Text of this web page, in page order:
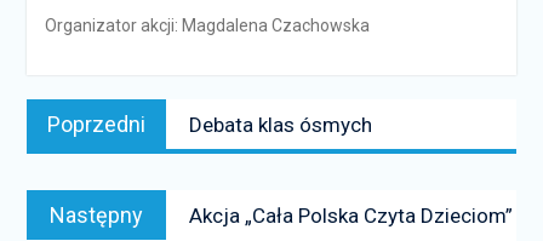
Organizator akcji: Magdalena Czachowska
Nawigacja
wpisu
Poprzedni
news:
Debata klas ósmych
Następny
news:
Akcja „Cała Polska Czyta Dzieciom”